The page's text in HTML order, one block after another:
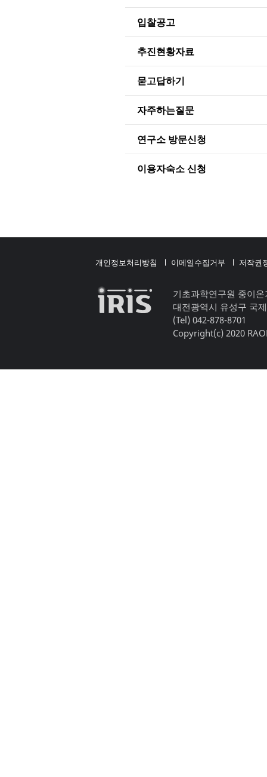
입찰공고
추진현황자료
묻고답하기
자주하는질문
연구소 방문신청
이용자숙소 신청
개인정보처리방침 이메일수집거부 저작권
기초과학연구원 중이
대전광역시 유성구 국
(Tel) 042-878-8701
Copyright(c) 2020